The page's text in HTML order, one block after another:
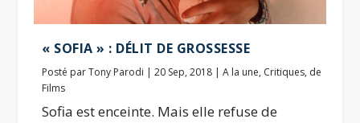
« SOFIA » : DÉLIT DE GROSSESSE
Posté parTony Parodi |20 Sep, 2018 |A la une, Critiques, de
Films
Sofia est enceinte. Mais elle refuse de